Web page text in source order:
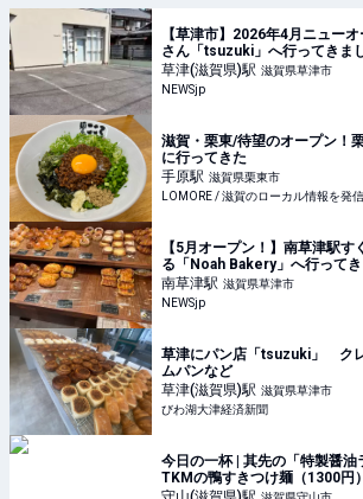
【草津市】2026年4月ニュー
さん「tsuzuki」へ行ってきま
ュレやクロワッサンの食べ比べ
草津(滋賀県)駅 滋賀県草津市
NEWSjp
滋賀・栗東/待望のオープン！
に行ってきた
手原駅 滋賀県栗東市
LOMORE / 滋賀のローカル情報を発
【5月オープン！】南草津駅
る「Noah Bakery」へ行って
リューム満点バーガーにママも
NEWSjp
南草津駅 滋賀県草津市
NEWSjp
草津にパン店「tsuzuki」 ク
ムパンなど
草津(滋賀県)駅 滋賀県草津市
びわ湖大津経済新聞
今日の一杯 | 其先の「特製醤油
TKMの鴨すきつけ麺（1300円
ース